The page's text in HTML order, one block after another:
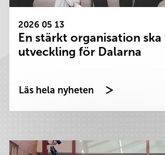
2026 05 13
En stärkt organisation
utveckling för Dalarna
Läs hela nyheten